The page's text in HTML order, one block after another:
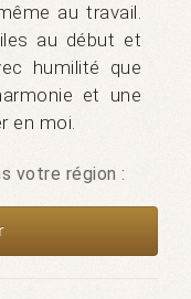
au travail.
au début et
humilité que
et une
en moi.
votre région :